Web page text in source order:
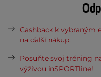
Cashback k vybraným
na ďalší nákup.
Posuňte svoj tréning
výživou inSPORTline!